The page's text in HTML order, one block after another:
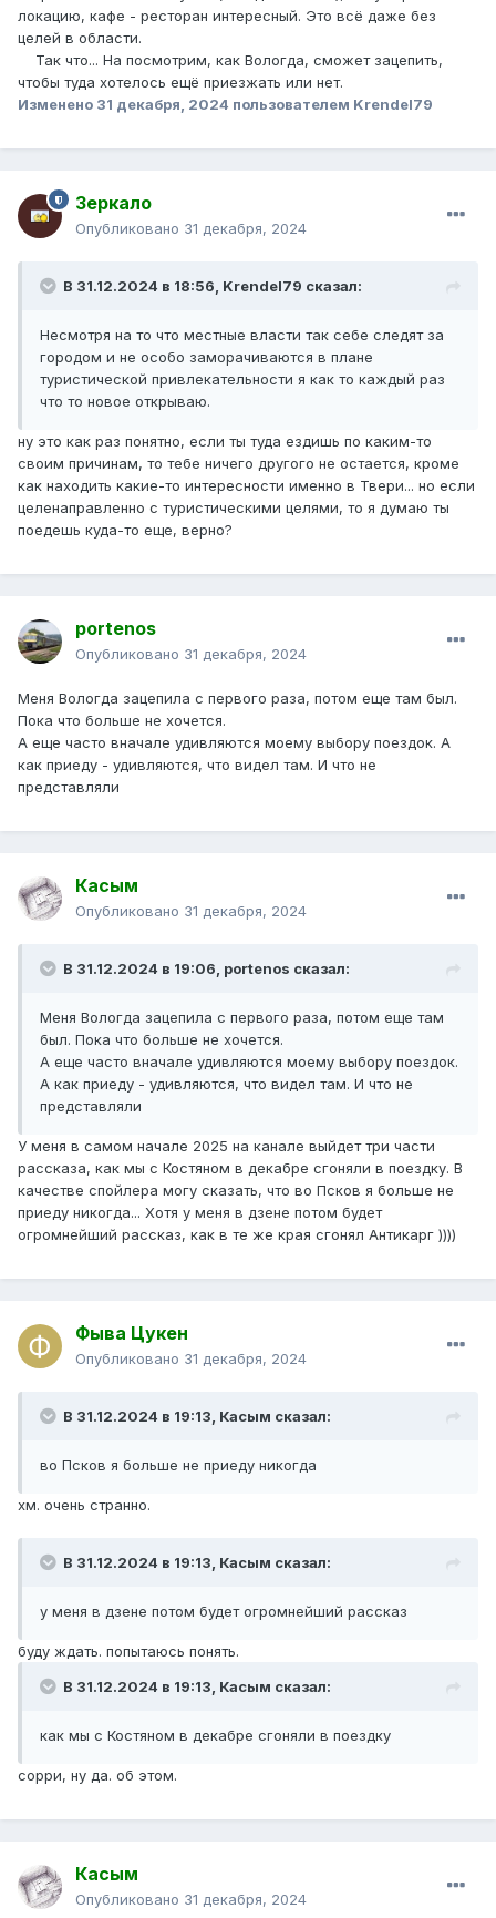
локацию, кафе - ресторан интересный. Это всё даже без
целей в области.
Так что... На посмотрим, как Вологда, сможет зацепить,
чтобы туда хотелось ещё приезжать или нет.
Изменено 31 декабря, 2024 пользователем Krendel79
Зеркало
Опубликовано 31 декабря, 2024
В 31.12.2024 в 18:56, Krendel79 сказал:
Несмотря на то что местные власти так себе следят за
городом и не особо заморачиваются в плане
туристической привлекательности я как то каждый раз
что то новое открываю.
ну это как раз понятно, если ты туда ездишь по каким-то
своим причинам, то тебе ничего другого не остается, кроме
как находить какие-то интересности именно в Твери... но если
целенаправленно с туристическими целями, то я думаю ты
поедешь куда-то еще, верно?
portenos
Опубликовано 31 декабря, 2024
Меня Вологда зацепила с первого раза, потом еще там был.
Пока что больше не хочется.
А еще часто вначале удивляются моему выбору поездок. А
как приеду - удивляются, что видел там. И что не
представляли
Касым
Опубликовано 31 декабря, 2024
В 31.12.2024 в 19:06, portenos сказал:
Меня Вологда зацепила с первого раза, потом еще там
был. Пока что больше не хочется.
А еще часто вначале удивляются моему выбору поездок.
А как приеду - удивляются, что видел там. И что не
представляли
У меня в самом начале 2025 на канале выйдет три части
рассказа, как мы с Костяном в декабре сгоняли в поездку. В
качестве спойлера могу сказать, что во Псков я больше не
приеду никогда... Хотя у меня в дзене потом будет
огромнейший рассказ, как в те же края сгонял Антикарг ))))
Фыва Цукен
Опубликовано 31 декабря, 2024
В 31.12.2024 в 19:13, Касым сказал:
во Псков я больше не приеду никогда
хм. очень странно.
В 31.12.2024 в 19:13, Касым сказал:
у меня в дзене потом будет огромнейший рассказ
буду ждать. попытаюсь понять.
В 31.12.2024 в 19:13, Касым сказал:
как мы с Костяном в декабре сгоняли в поездку
сорри, ну да. об этом.
Касым
Опубликовано 31 декабря, 2024